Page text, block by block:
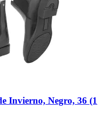
Invierno, Negro, 36 (1